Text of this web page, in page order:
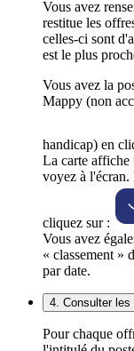
Vous avez
restitue les
celles-ci sont
est le plus
Vous avez la
Mappy (non
handicap) en
La carte affiche
voyez à l'écran.
cliquez sur :
Vous avez
« classement »
par date.
4. Consulter
Pour chaque